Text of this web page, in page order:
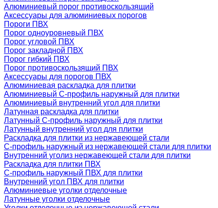
Алюминиевый порог противоскользящий
Аксессуары для алюминиевых порогов
Пороги ПВХ
Порог одноуровневый ПВХ
Порог угловой ПВХ
Порог закладной ПВХ
Порог гибкий ПВХ
Порог противоскользящий ПВХ
Аксессуары для порогов ПВХ
Алюминиевая раскладка для плитки
Алюминиевый С-профиль наружный для плитки
Алюминиевый внутренний угол для плитки
Латунная раскладка для плитки
Латунный С-профиль наружный для плитки
Латунный внутренний угол для плитки
Раскладка для плитки из нержавеющей стали
С-профиль наружный из нержавеющей стали для плитки
Внутренний уголиз нержавеющей стали для плитки
Раскладка для плитки ПВХ
С-профиль наружный ПВХ для плитки
Внутренний угол ПВХ для плитки
Алюминиевые уголки отделочные
Латунные уголки отделочные